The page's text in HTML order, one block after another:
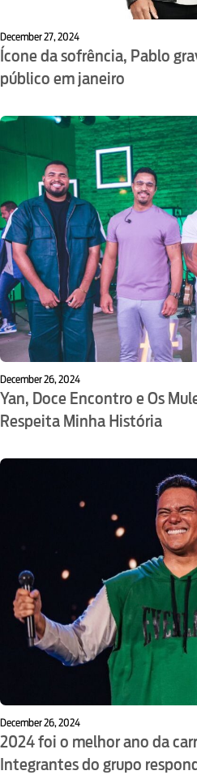
December 27, 2024
Ícone da sofrência, Pablo
público em janeiro
December 26, 2024
Yan, Doce Encontro e Os
Respeita Minha História
December 26, 2024
2024 foi o melhor ano da
Integrantes do grupo